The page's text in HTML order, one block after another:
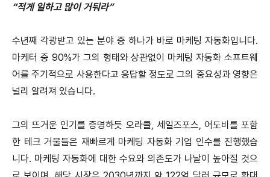
“적게 일하고 많이 거둬라”
수년째 각광받고 있는 분야 중 하나가 바로 마케팅 자동화입니다.
마케터 중 90%가 그의 형태와 상관없이 마케팅 자동화 소프트웨
어를 주기적으로 사용한다고 응답할 정도로 그의 중요성과 영향은
널리 알려져 있습니다.
그의 뜨거운 인기를 증명하듯 오라클, 세일즈포스, 어도비를 포함
한 테크 거물들은 재빠르게 마케팅 자동화 기업 인수를 진행했습
니다. 마케팅 자동화에 대한 수요와 의존도가 나날이 높아질 것으